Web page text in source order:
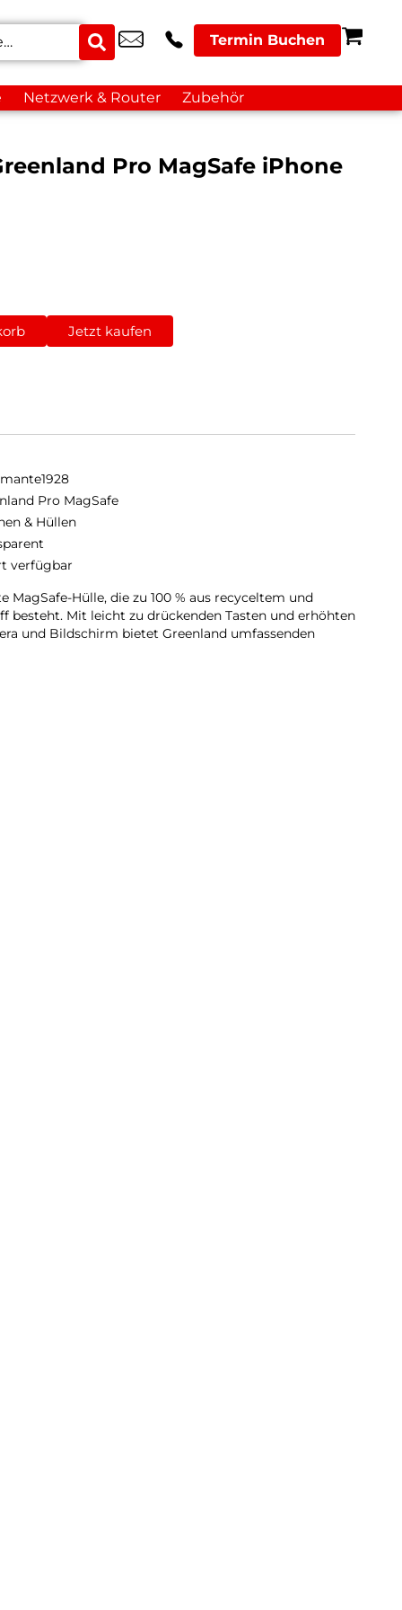
Termin Buchen
Netzwerk & Router Zubehör
Pro MagSafe iPhone
Jetzt kaufen
Pro MagSafe
& Hüllen
verfügbar
MagSafe-Hülle, die zu 100 % aus recyceltem und
besteht. Mit leicht zu drückenden Tasten und erhöhten
und Bildschirm bietet Greenland umfassenden